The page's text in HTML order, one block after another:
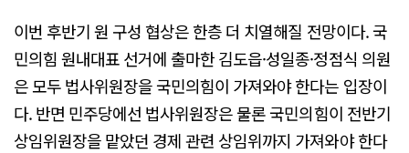
이번 후반기 원 구성 협상은 한층 더 치열해질 전망이다. 국
민의힘 원내대표 선거에 출마한 김도읍·성일종·정점식 의원
은 모두 법사위원장을 국민의힘이 가져와야 한다는 입장이
다. 반면 민주당에선 법사위원장은 물론 국민의힘이 전반기
상임위원장을 맡았던 경제 관련 상임위까지 가져와야 한다